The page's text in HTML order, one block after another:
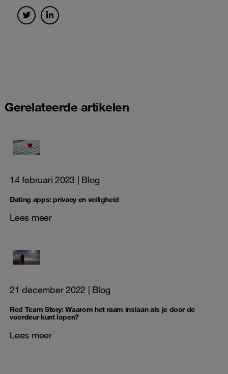
Gerelateerde artikelen
14 februari 2023 | Blog
Dating apps: privacy en veiligheid
Lees meer
21 december 2022 | Blog
Red Team Story: Waarom het raam inslaan als je door de
voordeur kunt lopen?
Lees meer